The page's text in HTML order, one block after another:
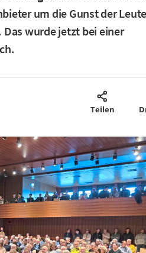
um die Gunst der
wurde jetzt bei einer
Teilen